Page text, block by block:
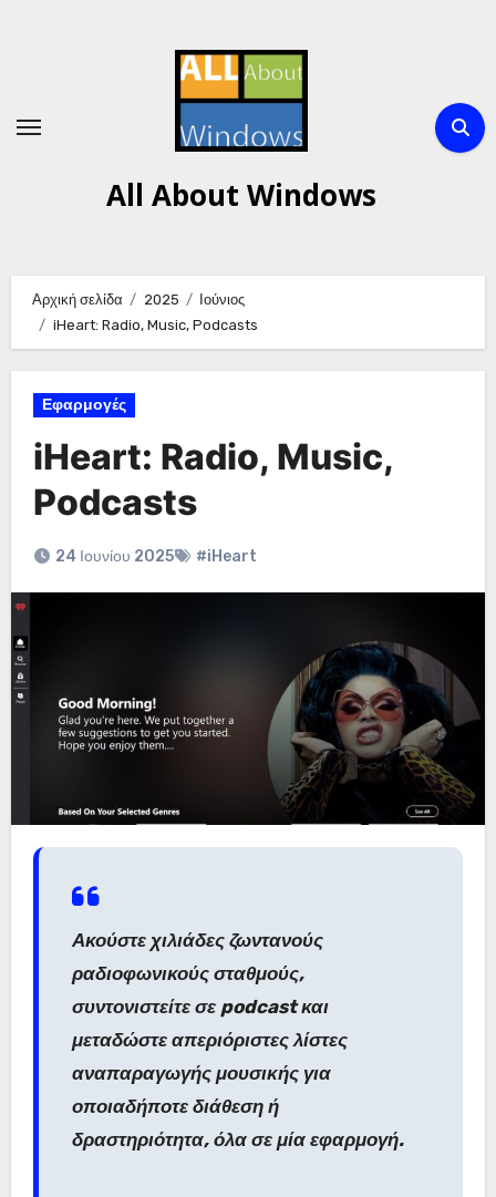
All About Windows
Αρχική σελίδα 2025
Ιούνιος
iHeart: Radio, Music, Podcasts
Εφαρμογές
iHeart: Radio, Music,
Podcasts
24 Ιουνίου 2025 #iHeart
Ακούστε χιλιάδες ζωντανούς
ραδιοφωνικούς σταθμούς,
συντονιστείτε σε podcast και
μεταδώστε απεριόριστες λίστες
αναπαραγωγής μουσικής για
οποιαδήποτε διάθεση ή
δραστηριότητα, όλα σε μία εφαρμογή.